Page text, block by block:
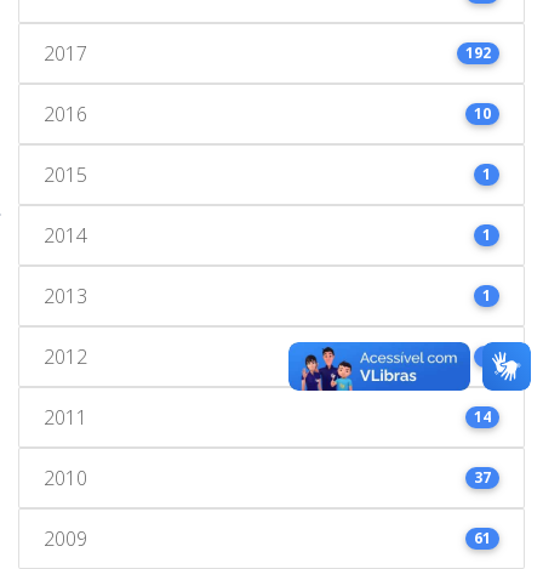
2017 192
2016 10
2015 1
2014 1
2013 1
2012
2011 14
2010 37
2009 61